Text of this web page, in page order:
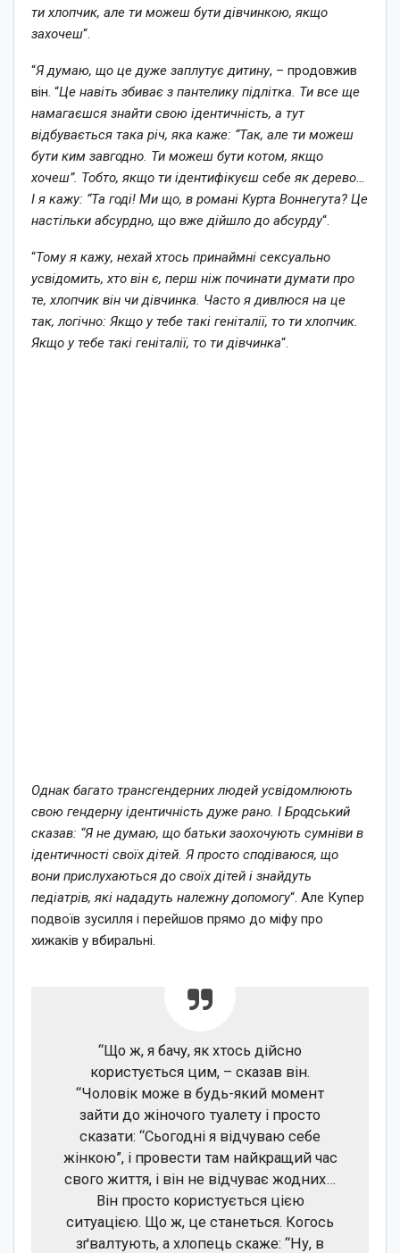
ти хлопчик, але ти можеш бути дівчинкою, якщо
захочеш“.
“Я думаю, що це дуже заплутує дитину, – продовжив
він. “Це навіть збиває з пантелику підлітка. Ти все ще
намагаєшся знайти свою ідентичність, а тут
відбувається така річ, яка каже: “Так, але ти можеш
бути ким завгодно. Ти можеш бути котом, якщо
хочеш”. Тобто, якщо ти ідентифікуєш себе як дерево…
І я кажу: “Та годі! Ми що, в романі Курта Воннегута? Це
настільки абсурдно, що вже дійшло до абсурду“.
“Тому я кажу, нехай хтось принаймні сексуально
усвідомить, хто він є, перш ніж починати думати про
те, хлопчик він чи дівчинка. Часто я дивлюся на це
так, логічно: Якщо у тебе такі геніталії, то ти хлопчик.
Якщо у тебе такі геніталії, то ти дівчинка“.
Однак багато трансгендерних людей усвідомлюють
свою гендерну ідентичність дуже рано. І Бродський
сказав: “Я не думаю, що батьки заохочують сумніви в
ідентичності своїх дітей. Я просто сподіваюся, що
вони прислухаються до своїх дітей і знайдуть
педіатрів, які нададуть належну допомогу“. Але Купер
подвоїв зусилля і перейшов прямо до міфу про
хижаків у вбиральні.
“Що ж, я бачу, як хтось дійсно
користується цим, – сказав він.
“Чоловік може в будь-який момент
зайти до жіночого туалету і просто
сказати: “Сьогодні я відчуваю себе
жінкою”, і провести там найкращий час
свого життя, і він не відчуває жодних…
Він просто користується цією
ситуацією. Що ж, це станеться. Когось
зґвалтують, а хлопець скаже: “Ну, в